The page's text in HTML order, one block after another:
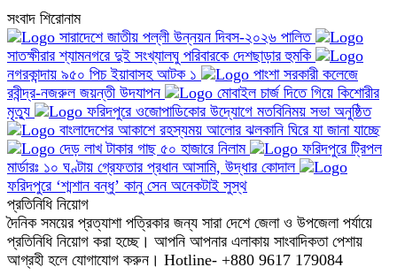
সংবাদ শিরোনাম
সারাদেশে জাতীয় পল্লী উন্নয়ন দিবস-২০২৬ পালিত
সাতক্ষীরার শ্যামনগরে দুই সংখ্যালঘু পরিবারকে দেশছাড়ার হুমকি
নগরকান্দায় ৯৫০ পিচ ইয়াবাসহ আটক ১
পাংশা সরকারী কলেজে
রবীন্দ্র-নজরুল জয়ন্তী উদযাপন
মোবাইল চার্জ দিতে গিয়ে কিশোরীর
মৃত্যু
ফরিদপুরে ওজোপাডিকোর উদ্যোগে মতবিনিময় সভা অনুষ্ঠিত
বাংলাদেশের আকাশে রহস্যময় আলোর ঝলকানি ঘিরে যা জানা যাচ্ছে
দেড় লাখ টাকার গাছ ৫০ হাজারে নিলাম
ফরিদপুরে ট্রিপল
মার্ডারঃ ১০ ঘণ্টায় গ্রেফতার প্রধান আসামি, উদ্ধার কোদাল
ফরিদপুরে ‘শ্মশান বন্ধু’ কানু সেন অনেকটাই সুস্থ
প্রতিনিধি নিয়োগ
দৈনিক সময়ের প্রত্যাশা পত্রিকার জন্য সারা দেশে জেলা ও উপজেলা পর্যায়ে
প্রতিনিধি নিয়োগ করা হচ্ছে। আপনি আপনার এলাকায় সাংবাদিকতা পেশায়
আগ্রহী হলে যোগাযোগ করুন। Hotline- +880 9617 179084